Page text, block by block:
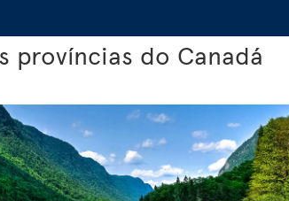
províncias do Canadá